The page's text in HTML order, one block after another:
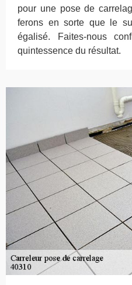
pour une pose de
ferons en sorte que le
égalisé. Faites-nous
quintessence du résultat.